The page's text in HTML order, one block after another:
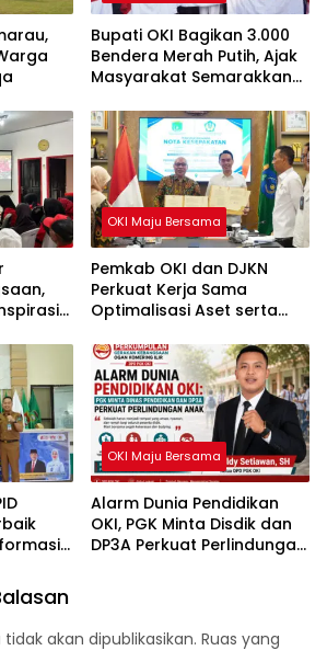
Bupati OKI Bagikan 3.000
Bendera Merah Putih, Ajak
Masyarakat Semarakkan
OKI Maju Bersama
Pemkab OKI dan DJKN
Perkuat Kerja Sama
Optimalisasi Aset serta
OKI Maju Bersama
Alarm Dunia Pendidikan
OKI, PGK Minta Disdik dan
DP3A Perkuat Perlindungan
akan dipublikasikan. Ruas yang